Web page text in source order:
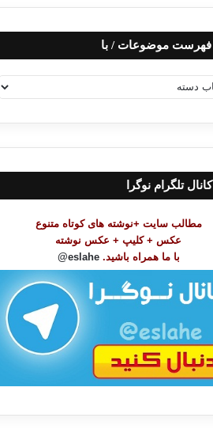
فهرست موضوعات / با
کانال تلگرام نوگرا
مطالب سایت +نوشته های کوتاه متنوع
عکس + کلیپ + عکس نوشته
با ما همراه باشید. eslahe@